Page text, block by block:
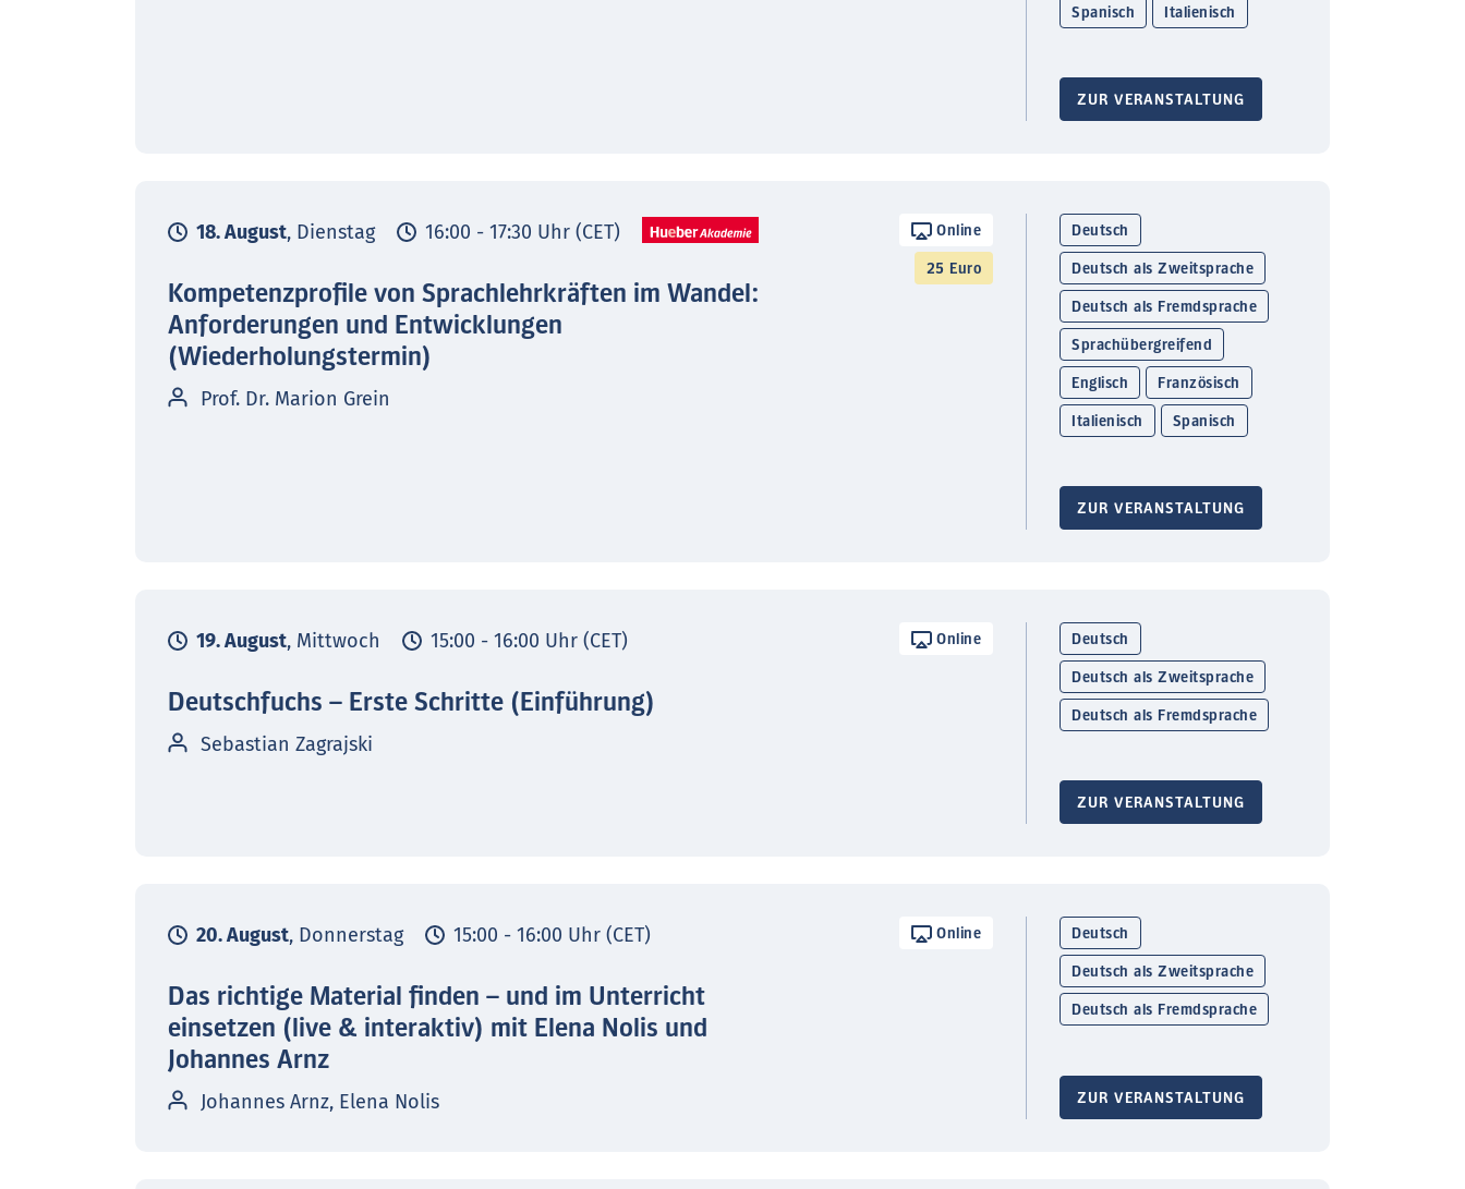
Spanisch Italienisch
ZUR VERANSTALTUNG
18. August, Dienstag 16:00 - 17:30 Uhr (CET) Online
25 Euro
Kompetenzprofile von Sprachlehrkräften im Wandel:
Anforderungen und Entwicklungen
(Wiederholungstermin)
Prof. Dr. Marion Grein
Deutsch
Deutsch als Zweitsprache
Deutsch als Fremdsprache
Sprachübergreifend
Englisch Französisch
Italienisch Spanisch
ZUR VERANSTALTUNG
19. August, Mittwoch 15:00 - 16:00 Uhr (CET) Online
Deutschfuchs – Erste Schritte (Einführung)
Sebastian Zagrajski
Deutsch
Deutsch als Zweitsprache
Deutsch als Fremdsprache
ZUR VERANSTALTUNG
20. August, Donnerstag 15:00 - 16:00 Uhr (CET) Online
Das richtige Material finden – und im Unterricht
einsetzen (live & interaktiv) mit Elena Nolis und
Johannes Arnz
Johannes Arnz, Elena Nolis
Deutsch
Deutsch als Zweitsprache
Deutsch als Fremdsprache
ZUR VERANSTALTUNG